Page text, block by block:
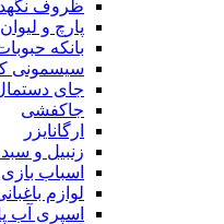
ظروف
پارچ و لیوان
بانکه
سیسمونی
جای
جاکفشی
ارگانایزر
زنبیل و
اسباب بازی
لوازم
اسپری آب